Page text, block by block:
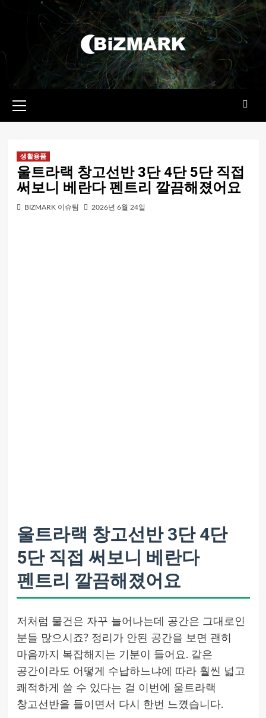
메뉴
생활용품
울트라랙 창고선반 3단 4단 5단 직접
써보니 베란다 펜트리 깔끔해졌어요
BIZMARK 이슈팀 2026년 6월 24일
울트라랙 창고선반 3단 4단
5단 직접 써보니 베란다
펜트리 깔끔해졌어요
저처럼 물건은 자꾸 늘어나는데 공간은 그대로인
분들 많으시죠? 정리가 안된 공간을 보면 괜히
마음까지 복잡해지는 기분이 들어요. 같은
공간이라도 어떻게 수납하느냐에 따라 훨씬 넓고
쾌적하게 쓸 수 있다는 걸 이번에 울트라랙
창고선반을 들이면서 다시 한번 느꼈습니다.